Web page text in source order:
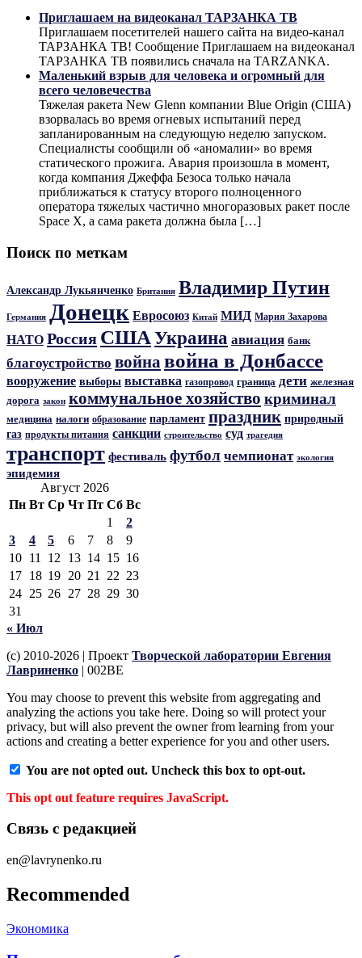
Приглашаем на видеоканал ТАРЗАНКА ТВ
Приглашаем посетителей нашего сайта на видео-канал
ТАРЗАНКА ТВ! Сообщение Приглашаем на видеоканал
ТАРЗАНКА ТВ появились сначала на TARZANKA.
Маленький взрыв для человека и огромный для
всего человечества
Тяжелая ракета New Glenn компании Blue Origin (США)
взорвалась во время огневых испытаний перед
запланированным на следующую неделю запуском.
Специалисты сообщили об «аномалии» во время
статического прожига. Авария произошла в момент,
когда компания Джеффа Безоса только начала
приближаться к статусу второго полноценного
оператора тяжелых частично многоразовых ракет после
Space X, а сама ракета должна была […]
Поиск по меткам
Александр Лукьянченко Британия Владимир Путин
Германия Донецк Евросоюз Китай МИД Мария Захарова
НАТО Россия СШАУкраина авиация банк
благоустройство война война в Донбассе
вооружение выборы выставка газопровод граница дети железная
дорога закон коммунальное хозяйство криминал
медицина налоги образование парламент праздник природный
газ продукты питания санкции строительство суд трагедия
транспорт фестиваль футбол чемпионат экология
эпидемия
Август 2026
Пн Вт Ср Чт Пт Сб Вс
1
2
3
4 5 6 7 8
9
10 11 12 13 14 15 16
17 18 19 20 21 22 23
24 25 26 27 28 29 30
31
« Июл
(c) 2010-2026 | Проект Творческой лаборатории Евгения
Лавриненко | 002BE
You may choose to prevent this website from aggregating and
analyzing the actions you take here. Doing so will protect your
privacy, but will also prevent the owner from learning from your
actions and creating a better experience for you and other users.
You are not opted out. Uncheck this box to opt-out.
This opt out feature requires JavaScript.
Связь с редакцией
en@lavrynenko.ru
Recommended
Экономика